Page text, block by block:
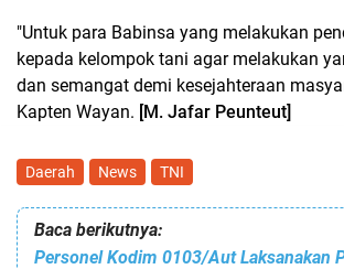
"Untuk para Babinsa yang melakukan
kepada kelompok tani agar melakukan
dan semangat demi kesejahteraan
Kapten Wayan. [M. Jafar Peunteut]
Daerah News TNI
Baca berikutnya: